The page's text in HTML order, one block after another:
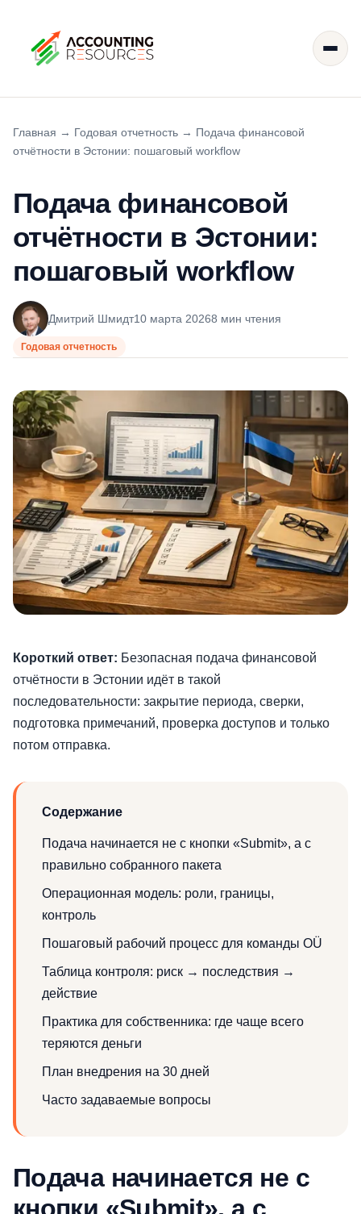
Главная → Годовая отчетность → Подача финансовой
отчётности в Эстонии: пошаговый workflow
Подача финансовой
отчётности в Эстонии:
пошаговый workflow
Дмитрий Шмидт10 марта 20268 мин чтения
Годовая отчетность
Короткий ответ: Безопасная подача финансовой
отчётности в Эстонии идёт в такой
последовательности: закрытие периода, сверки,
подготовка примечаний, проверка доступов и только
потом отправка.
Содержание
Подача начинается не с кнопки «Submit», а с
правильно собранного пакета
Операционная модель: роли, границы,
контроль
Пошаговый рабочий процесс для команды OÜ
Таблица контроля: риск → последствия →
действие
Практика для собственника: где чаще всего
теряются деньги
План внедрения на 30 дней
Часто задаваемые вопросы
Подача начинается не с
кнопки «Submit», а с